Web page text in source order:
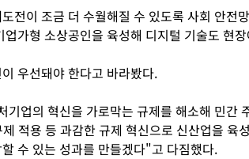
전이 조금 더 수월해질 수 있도록 사회 안전
가형 소상공인을 육성해 디지털 기술도 현
우선돼야 한다고 바라봤다.
기업의 혁신을 가로막는 규제를 해소해 민간
적용 등 과감한 규제 혁신으로 신산업을 육
수 있는 성과를 만들겠다"고 다짐했다.